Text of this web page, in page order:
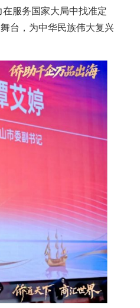
服务国家大局中找准定
台，为中华民族伟大复兴